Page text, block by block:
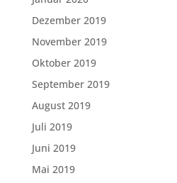
Dezember 2019
November 2019
Oktober 2019
September 2019
August 2019
Juli 2019
Juni 2019
Mai 2019